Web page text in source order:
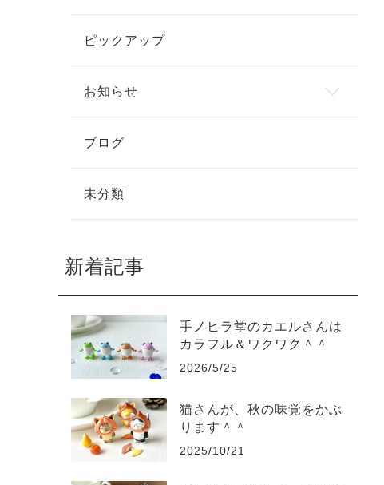
ピックアップ
お知らせ
ブログ
未分類
新着記事
手ノヒラ堂のカエルさんは
カラフル＆ワクワク＾＾
2026/5/25
猫さんが、秋の味覚をかぶ
ります＾＾
2025/10/21